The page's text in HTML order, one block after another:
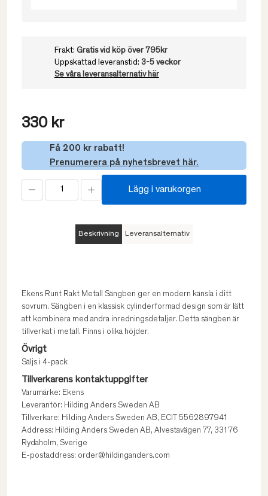
Frakt: Gratis vid köp över 795kr
Uppskattad leveranstid: 3-5 veckor
Se våra leveransalternativ här
330 kr
Få 200 kr rabatt!
Prenumerera på nyhetsbrevet här.
Lägg i varukorgen
Beskrivning Leveransalternativ
Ekens Runt Rakt Metall Sängben ger en modern känsla i ditt
sovrum. Sängben i en klassisk cylinderformad design som är lätt
att kombinera med andra inredningsdetaljer. Detta sängben är
tillverkat i metall. Finns i olika höjder.
Övrigt
Säljs i 4-pack
Tillverkarens kontaktuppgifter
Varumärke: Ekens
Leverantör: Hilding Anders Sweden AB
Tillverkare: Hilding Anders Sweden AB, ECIT 5562897941
Address: Hilding Anders Sweden AB, Alvestavägen 77, 331 76
Rydaholm, Sverige
E-postaddress: order@hildinganders.com